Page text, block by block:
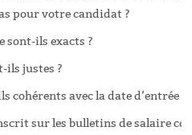
pour votre candidat ?
sont-ils exacts ?
ils justes ?
cohérents avec la date d’entrée ?
sur les bulletins de salaire